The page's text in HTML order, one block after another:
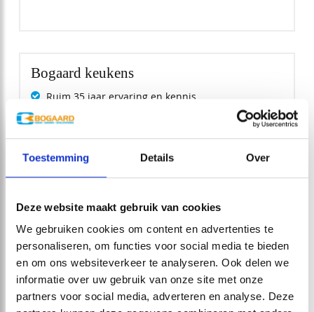
Toestemming Details Over
Deze website maakt gebruik van cookies
We gebruiken cookies om content en advertenties te
personaliseren, om functies voor social media te bieden
en om ons websiteverkeer te analyseren. Ook delen we
informatie over uw gebruik van onze site met onze
partners voor social media, adverteren en analyse. Deze
Bogaard keukens
Ruim 35 jaar ervaring en kennis
Volledige installatie van uw keuken